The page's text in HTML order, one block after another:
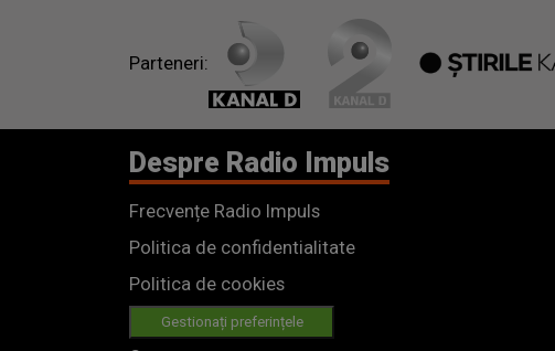
Parteneri:
Despre Radio Impuls
Frecvențe Radio Impuls
Politica de confidentialitate
Politica de cookies
Gestionați preferințele